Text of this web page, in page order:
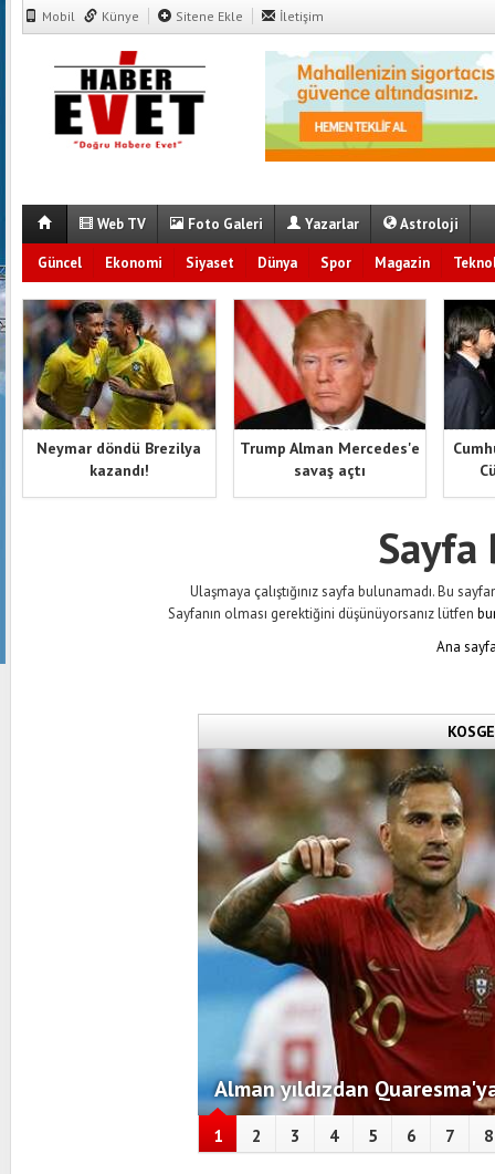
Mobil Künye Sitene Ekle İletişim
Web TV Foto Galeri Yazarlar Astroloji
Güncel Ekonomi Siyaset Dünya Spor Magazin
Neymar döndü Brezilya
kazandı!
Trump Alman Mercedes'e
savaş açtı
Sayfa
Ulaşmaya çalıştığınız sayfa bulunamadı. Bu
Sayfanın olması gerektiğini düşünüyorsanız lütfen
Ana
1 2 3 4 5 6 7 8
Alman yıldızdan